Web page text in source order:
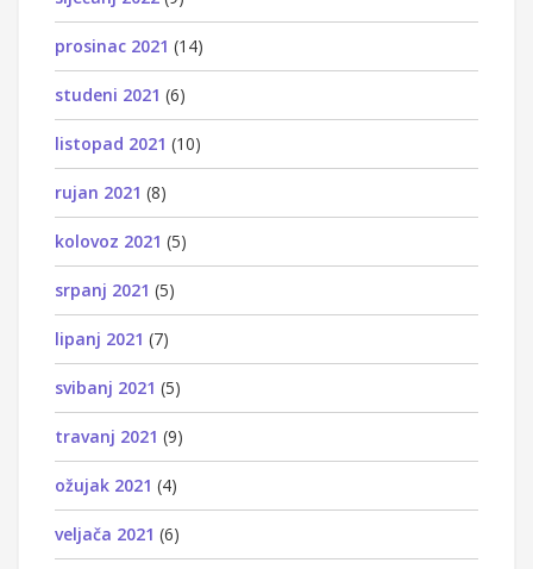
prosinac 2021 (14)
studeni 2021 (6)
listopad 2021 (10)
rujan 2021 (8)
kolovoz 2021 (5)
srpanj 2021 (5)
lipanj 2021 (7)
svibanj 2021 (5)
travanj 2021 (9)
ožujak 2021 (4)
veljača 2021 (6)